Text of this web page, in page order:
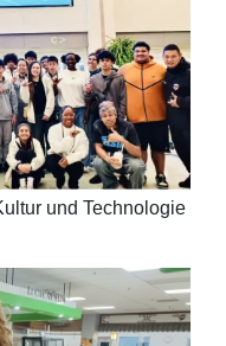
und Technologie